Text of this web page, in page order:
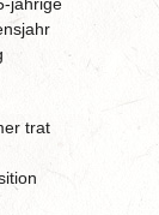
trat